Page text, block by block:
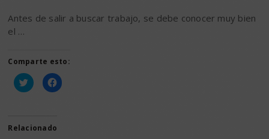
Antes de salir a buscar trabajo, se debe conocer muy bien
el …
Comparte esto:
Haz
clic
(Se
abre
Haz
clic
Relacionado